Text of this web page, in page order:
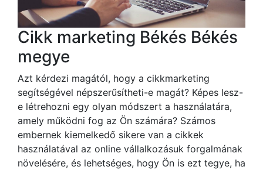
Cikk marketing Békés Békés
megye
Azt kérdezi magától, hogy a cikkmarketing
segítségével népszerűsítheti-e magát? Képes lesz-
e létrehozni egy olyan módszert a használatára,
amely működni fog az Ön számára? Számos
embernek kiemelkedő sikere van a cikkek
használatával az online vállalkozásuk forgalmának
növelésére, és lehetséges, hogy Ön is ezt tegye, ha